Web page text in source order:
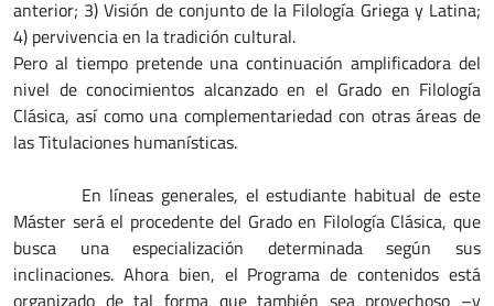
anterior; 3) Visión de conjunto de la Filología Griega y Latina;
4) pervivencia en la tradición cultural.
Pero al tiempo pretende una continuación amplificadora del
nivel de conocimientos alcanzado en el Grado en Filología
Clásica, así como una complementariedad con otras áreas de
las Titulaciones humanísticas.
En líneas generales, el estudiante habitual de este
Máster será el procedente del Grado en Filología Clásica, que
busca una especialización determinada según sus
inclinaciones. Ahora bien, el Programa de contenidos está
organizado de tal forma que también sea provechoso –y